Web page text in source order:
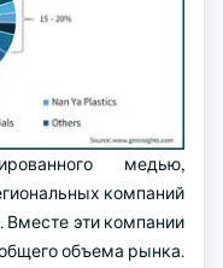
медью,
компаний
Вместе эти компании
объема рынка.